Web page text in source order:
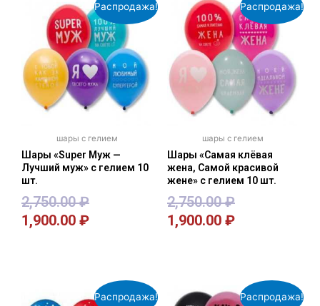
Распродажа!
шары с гелием
Шары «Super Муж —
Лучший муж» с гелием 10
шт.
2,750.00₽
1,900.00 ₽
Распродажа!
шары с гелием
Шары «Самая клёвая
жена, Самой красивой
жене» с гелием 10 шт.
2,750.00₽
1,900.00 ₽
Распродажа! Распродажа!